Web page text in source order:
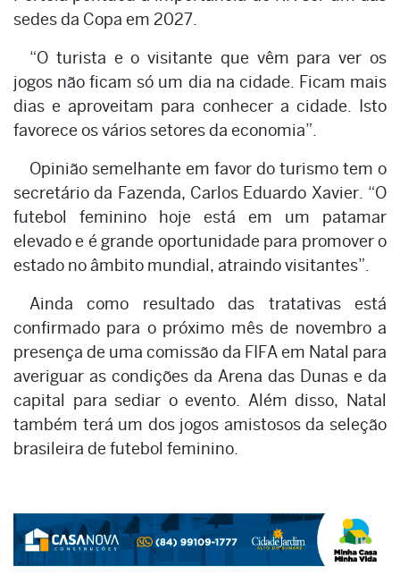
sedes da Copa em 2027.
“O turista e o visitante que vêm para ver os
jogos não ficam só um dia na cidade. Ficam mais
dias e aproveitam para conhecer a cidade. Isto
favorece os vários setores da economia”.
Opinião semelhante em favor do turismo tem o
secretário da Fazenda, Carlos Eduardo Xavier. “O
futebol feminino hoje está em um patamar
elevado e é grande oportunidade para promover o
estado no âmbito mundial, atraindo visitantes”.
Ainda como resultado das tratativas está
confirmado para o próximo mês de novembro a
presença de uma comissão da FIFA em Natal para
averiguar as condições da Arena das Dunas e da
capital para sediar o evento. Além disso, Natal
também terá um dos jogos amistosos da seleção
brasileira de futebol feminino.